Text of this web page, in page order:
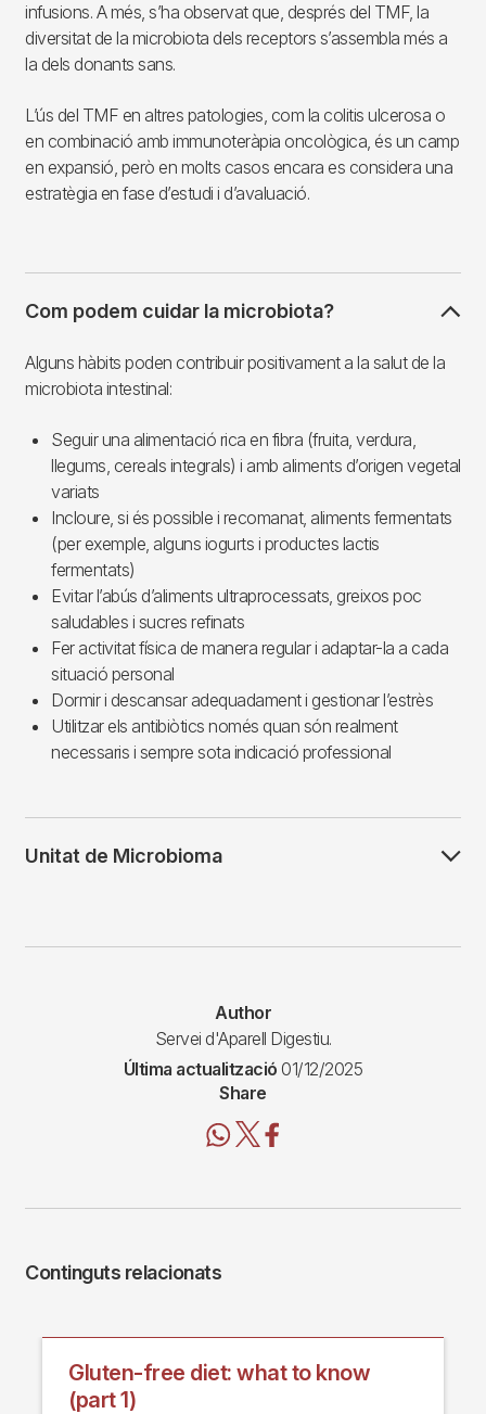
infusions. A més, s’ha observat que, després del TMF, la
diversitat de la microbiota dels receptors s’assembla més a
la dels donants sans.
L’ús del TMF en altres patologies, com la colitis ulcerosa o
en combinació amb immunoteràpia oncològica, és un camp
en expansió, però en molts casos encara es considera una
estratègia en fase d’estudi i d’avaluació.
Com podem cuidar la microbiota?
Alguns hàbits poden contribuir positivament a la salut de la
microbiota intestinal:
Seguir una alimentació rica en fibra (fruita, verdura,
llegums, cereals integrals) i amb aliments d’origen vegetal
variats
Incloure, si és possible i recomanat, aliments fermentats
(per exemple, alguns iogurts i productes lactis
fermentats)
Evitar l’abús d’aliments ultraprocessats, greixos poc
saludables i sucres refinats
Fer activitat física de manera regular i adaptar-la a cada
situació personal
Dormir i descansar adequadament i gestionar l’estrès
Utilitzar els antibiòtics només quan són realment
necessaris i sempre sota indicació professional
Unitat de Microbioma
Author
Servei d'Aparell Digestiu.
Última actualització 01/12/2025
Share
Continguts relacionats
Gluten-free diet: what to know
(part 1)